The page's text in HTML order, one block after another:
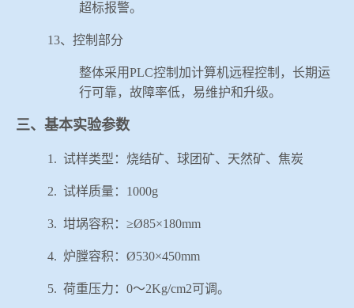
超标报警。
13、控制部分
整体采用PLC控制加计算机远程控制，长期运
行可靠，故障率低，易维护和升级。
三、基本实验参数
1. 试样类型：烧结矿、球团矿、天然矿、焦炭
2. 试样质量： 1000g
3. 坩埚容积：≥Ø85×180mm
4. 炉膛容积： Ø530×450mm
5. 荷重压力： 0～2Kg/cm2可调。